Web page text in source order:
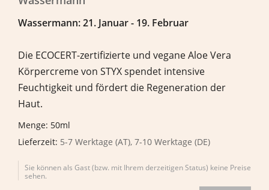
Wassermann: 21. Januar - 19. Februar
Die ECOCERT-zertifizierte und vegane Aloe Vera
Körpercreme von STYX spendet intensive
Feuchtigkeit und fördert die Regeneration der
Haut.
Menge: 50ml
Lieferzeit: 5-7 Werktage (AT), 7-10 Werktage (DE)
Sie können als Gast (bzw. mit Ihrem derzeitigen Status) keine Preise
sehen.